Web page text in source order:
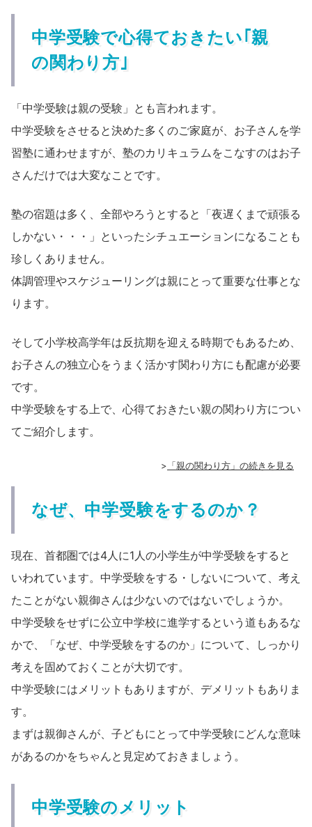
中学受験で心得ておきたい｢親
の関わり方｣
「中学受験は親の受験」とも言われます。
中学受験をさせると決めた多くのご家庭が、お子さんを学
習塾に通わせますが、塾のカリキュラムをこなすのはお子
さんだけでは大変なことです。
塾の宿題は多く、全部やろうとすると「夜遅くまで頑張る
しかない・・・」といったシチュエーションになることも
珍しくありません。
体調管理やスケジューリングは親にとって重要な仕事とな
ります。
そして小学校高学年は反抗期を迎える時期でもあるため、
お子さんの独立心をうまく活かす関わり方にも配慮が必要
です。
中学受験をする上で、心得ておきたい親の関わり方につい
てご紹介します。
> 「親の関わり方」の続きを見る
なぜ、中学受験をするのか？
現在、首都圏では4人に1人の小学生が中学受験をすると
いわれています。中学受験をする・しないについて、考え
たことがない親御さんは少ないのではないでしょうか。
中学受験をせずに公立中学校に進学するという道もあるな
かで、「なぜ、中学受験をするのか」について、しっかり
考えを固めておくことが大切です。
中学受験にはメリットもありますが、デメリットもありま
す。
まずは親御さんが、子どもにとって中学受験にどんな意味
があるのかをちゃんと見定めておきましょう。
中学受験のメリット